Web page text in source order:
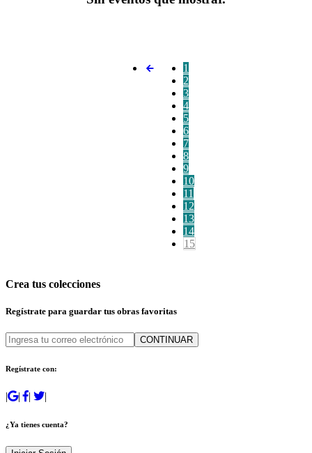
1
2
3
4
5
6
7
8
9
10
11
12
13
14
15
Crea tus colecciones
Regístrate para guardar tus obras favoritas
CONTINUAR
Regístrate con:
| | | |
¿Ya tienes cuenta?